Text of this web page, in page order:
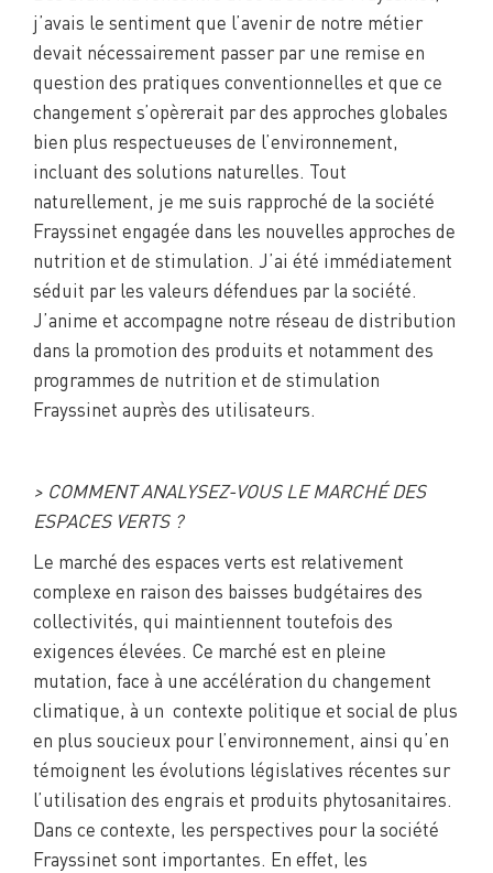
j’avais le sentiment que l’avenir de notre métier
devait nécessairement passer par une remise en
question des pratiques conventionnelles et que ce
changement s’opèrerait par des approches globales
bien plus respectueuses de l’environnement,
incluant des solutions naturelles. Tout
naturellement, je me suis rapproché de la société
Frayssinet engagée dans les nouvelles approches de
nutrition et de stimulation. J’ai été immédiatement
séduit par les valeurs défendues par la société.
J’anime et accompagne notre réseau de distribution
dans la promotion des produits et notamment des
programmes de nutrition et de stimulation
Frayssinet auprès des utilisateurs.
> COMMENT ANALYSEZ-VOUS LE MARCHÉ DES
ESPACES VERTS ?
Le marché des espaces verts est relativement
complexe en raison des baisses budgétaires des
collectivités, qui maintiennent toutefois des
exigences élevées. Ce marché est en pleine
mutation, face à une accélération du changement
climatique, à un contexte politique et social de plus
en plus soucieux pour l’environnement, ainsi qu’en
témoignent les évolutions législatives récentes sur
l’utilisation des engrais et produits phytosanitaires.
Dans ce contexte, les perspectives pour la société
Frayssinet sont importantes. En effet, les